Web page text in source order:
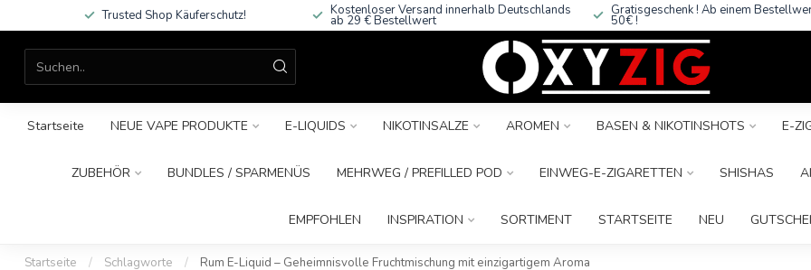
Trusted Shop Käuferschutz! Kostenloser Versand innerhalb Deutschlands
ab 29 € Bestellwert
Gratisgeschenk ! Ab einem
50€ !
Startseite NEUE VAPE PRODUKTE E-LIQUIDS NIKOTINSALZE AROMEN BASEN & NIKOTINSHOTS E-
ZUBEHÖR BUNDLES / SPARMENÜS MEHRWEG / PREFILLED POD EINWEG-E-ZIGARETTEN SHISHAS
EMPFOHLEN INSPIRATION SORTIMENT STARTSEITE NEU
Startseite / Schlagworte / Rum E-Liquid – Geheimnisvolle Fruchtmischung mit einzigartigem Aroma